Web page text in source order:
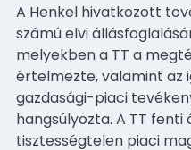
A Henkel hivatkozott
számú elvi
melyekben a TT a
értelmezte, valamint az
gazdasági-piaci
hangsúlyozta. A TT
tisztességtelen piaci